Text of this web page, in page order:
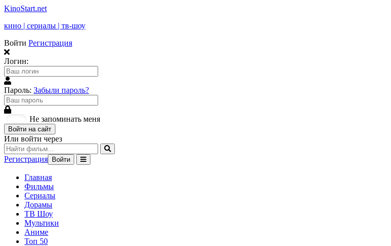
KinoStart.net
кино | сериалы | тв-шоу
Войти Регистрация
Логин:
Пароль: Забыли пароль?
Не запоминать меня
Войти на сайт
Или войти через
Регистрация Войти
Главная
Фильмы
Сериалы
Дорамы
ТВ Шоу
Мультики
Аниме
Топ 50